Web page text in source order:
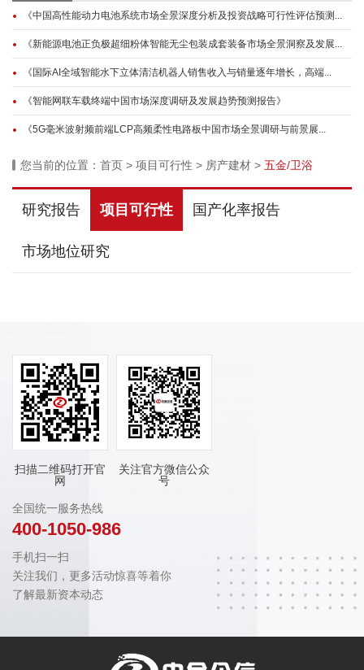
《中国高性能动力电池系统市场全景深度分析及投资战略可行性评估预测...
《新能源电池正负极超细粉体智能无尘包装成套装备市场全景洞察及发展...
《国际AI全域智能水下立体清洁机器人销售收入与销量逐年增长，高端...
《智能网联车载终端中国市场深度调研及发展趋势预测报告》
《5G毫米波射频前端LCP高频柔性电路板中国市场全景调研与前景展...
您当前的位置： 首页 > 项目可行性 > 房产建材 > 五金/卫浴
研究报告 项目可行性 国产化率报告
市场地位研究
扫描二维码打开官
网
关注官方微信公众
号
全国统一服务热线
400-1050-986
手机扫一扫
关注我们，更多活动惊喜等着你
了解最新资本动态